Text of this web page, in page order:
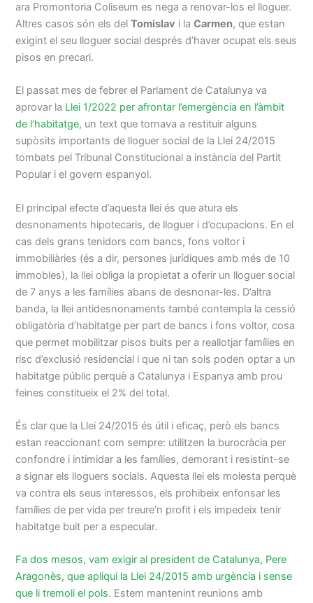
ara Promontoria Coliseum es nega a renovar-los el lloguer.
Altres casos són els delTomislav i laCarmen, que estan
exigint el seu lloguer social després d’haver ocupat els seus
pisos en precari.
El passat mes de febrer el Parlament de Catalunya va
aprovar la Llei 1/2022 per afrontar l’emergència en l’àmbit
de l’habitatge, un text que tornava a restituir alguns
supòsits importants de lloguer social de la Llei 24/2015
tombats pel Tribunal Constitucional a instància del Partit
Popular i el govern espanyol.
El principal efecte d’aquesta llei és que atura els
desnonaments hipotecaris, de lloguer i d’ocupacions. En el
cas dels grans tenidors com bancs, fons voltor i
immobiliàries (és a dir, persones jurídiques amb més de 10
immobles), la llei obliga la propietat a oferir un lloguer social
de 7 anys a les famílies abans de desnonar-les. D’altra
banda, la llei antidesnonaments també contempla la cessió
obligatòria d’habitatge per part de bancs i fons voltor, cosa
que permet mobilitzar pisos buits per a reallotjar famílies en
risc d’exclusió residencial i que ni tan sols poden optar a un
habitatge públic perquè a Catalunya i Espanya amb prou
feines constitueix el 2% del total.
És clar que la Llei 24/2015 és útil i eficaç, però els bancs
estan reaccionant com sempre: utilitzen la burocràcia per
confondre i intimidar a les famílies, demorant i resistint-se
a signar els lloguers socials. Aquesta llei els molesta perquè
va contra els seus interessos, els prohibeix enfonsar les
famílies de per vida per treure’n profit i els impedeix tenir
habitatge buit per a especular.
Fa dos mesos, vam exigir al president de Catalunya, Pere
Aragonès, que apliqui la Llei 24/2015 amb urgència i sense
que li tremoli el pols. Estem mantenint reunions amb